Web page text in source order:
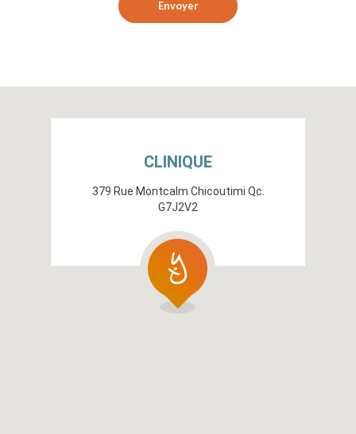
Envoyer
CLINIQUE
379 Rue Montcalm Chicoutimi Qc.
G7J2V2